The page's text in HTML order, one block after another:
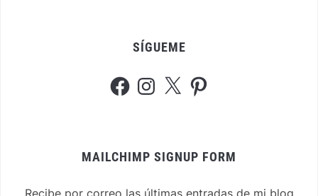
SÍGUEME
FacebookInstagram
X Pinterest
MAILCHIMP SIGNUP FORM
Recibe por correo las últimas entradas de mi blog